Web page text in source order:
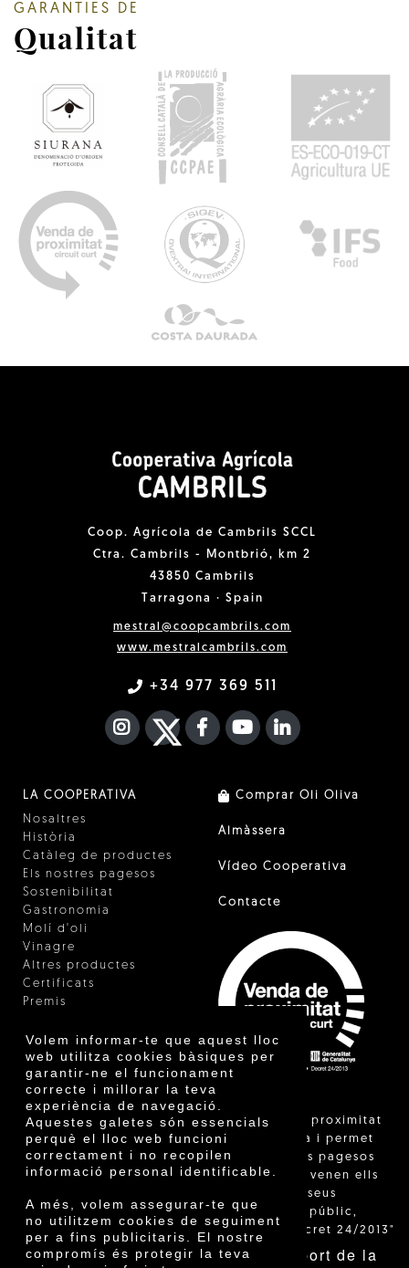
Volem informar-te que aquest lloc
web utilitza cookies bàsiques per
garantir-ne el funcionament
correcte i millorar la teva
experiència de navegació.
Aquestes galetes són essencials
perquè el lloc web funcioni
correctament i no recopilen
informació personal identificable.
A més, volem assegurar-te que
no utilitzem cookies de seguiment
per a fins publicitaris. El nostre
compromís és protegir la teva
GARANTIES DE
Qualitat
Coop. Agrícola de Cambrils SCCL
Ctra. Cambrils - Montbrió, km 2
43850 Cambrils
Tarragona · Spain
mestral@coopcambrils.com
www.mestralcambrils.com
+34 977 369 511
INSTAGRAM
TWITTER
FACEBOOK F
YOUTUBEFA LINKEDIN
LA COOPERATIVA
Nosaltres
Història
Catàleg de productes
Els nostres pagesos
Sostenibilitat
Gastronomia
Molí d'oli
Vinagre
Altres productes
Certificats
Premis
Comprar Oli Oliva
Almàssera
Vídeo Cooperativa
Contacte
"La venda de proximitat
està regulada i permet
identificar els pagesos
catalans que venen ells
mateixos els seus
productes al públic,
segons el Decret 24/2013"
Amb el suport de la